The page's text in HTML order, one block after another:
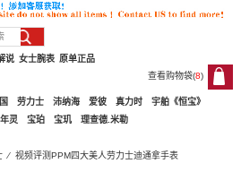
原单正品
女士腕表
说
查看购物袋(8)
8
劳力士 沛纳海 爱彼 真力时
宇舶《恒宝》
灵 宝珀 宝玑 理查德.米勒
⁄ 视频评测PPM四大美人劳力士迪通拿手表